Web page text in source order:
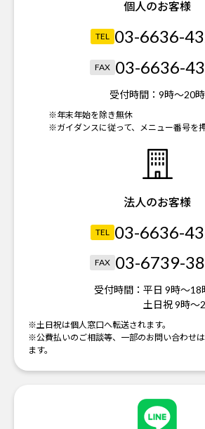
個人のお客様
TEL 03-6636-
FAX 03-6636-
受付時間： 9時～20時
※年末年始を除き無休
※ガイダンスに従って、メニュー番号を
法人のお客様
TEL 03-6636-
FAX 03-6739-
受付時間： 平日 9時～18
土日祝 9時～
※土日祝は個人窓口へ転送されます。
※公費払いのご相談等、一部のお問い合わせ
ます。